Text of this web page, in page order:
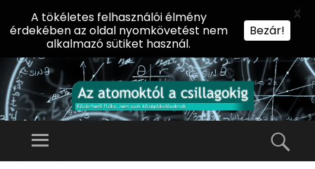
AZ
Előadássorozat
Menü
A tökéletes felhasználói élmény
érdekében az oldal nyomkövetést nem
alkalmazó sütiket használ.
Bezár!
X